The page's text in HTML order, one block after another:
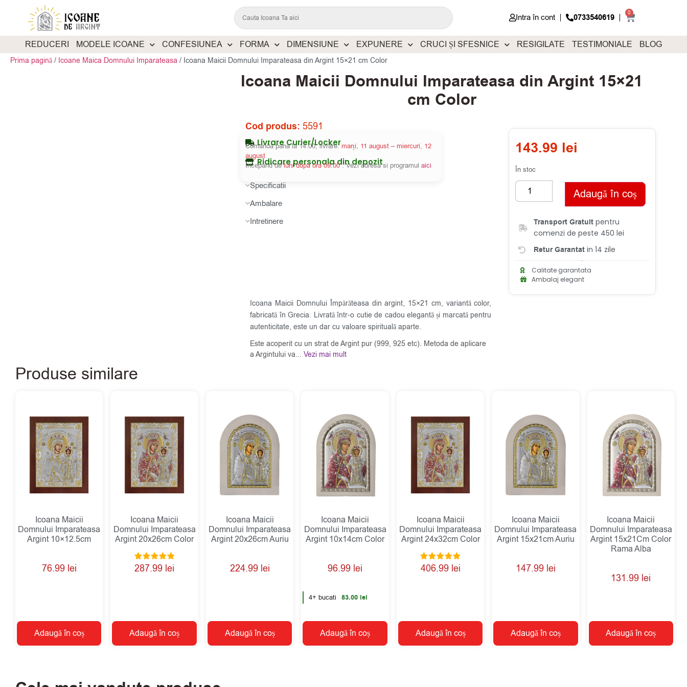
Intra în cont 0733540619 0
REDUCERI MODELE ICOANE CONFESIUNEA FORMA DIMENSIUNE EXPUNERE CRUCI ȘI SFESNICE RESIGILATE TESTIMONIALE BLOG
Prima pagină / Icoane Maica Domnului Imparateasa / Icoana Maicii Domnului Imparateasa din Argint 15×21 cm Color
Icoana Maicii Domnului Imparateasa din Argint 15×21
cm Color
Cod produs:5591
Livrare Curier/Locker
Comanda pana la 14:00, livrare:marți, 11 august – miercuri, 12
august
Ridicare personala din depozit
Incepand deluni dupa ora 09:00. Vezi adresa si programulaici
Specificatii
Ambalare
Intretinere
143.99 lei
În stoc
Adaugă în coș
Transport Gratuit pentru
comenzi de peste 450 lei
Retur Garantat in 14 zile
Calitate garantata
Ambalaj elegant
Icoana Maicii Domnului Împărăteasa din argint, 15×21 cm, variantă color,
fabricată în Grecia. Livrată într-o cutie de cadou elegantă și marcată pentru
autenticitate, este un dar cu valoare spirituală aparte.
Este acoperit cu un strat de Argint pur (999, 925 etc). Metoda de aplicare
a Argintului va...Vezi mai mult
Produse similare
Icoana Maicii
Domnului Imparateasa
Argint 10×12.5cm
76.99 lei
Adaugă în coș
Icoana Maicii
Domnului Imparateasa
Argint 20x26cm Color
Evaluat la
5.00
287.99 lei
Adaugă în coș
Icoana Maicii
Domnului Imparateasa
Argint 20x26cm Auriu
224.99 lei
Adaugă în coș
Icoana Maicii
Domnului Imparateasa
Argint 10x14cm Color
96.99 lei
4+ bucati 83.00 lei
Adaugă în coș
Icoana Maicii
Domnului Imparateasa
Argint 24x32cm Color
Evaluat la
5.00
406.99 lei
Adaugă în coș
Icoana Maicii
Domnului Imparateasa
Argint 15x21cm Auriu
147.99 lei
Adaugă în coș
Icoana Maicii
Domnului Imparateasa
Argint 15x21Cm Color
Rama Alba
131.99 lei
Adaugă în coș